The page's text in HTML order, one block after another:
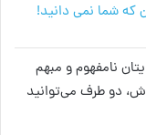
شما نمی دانید!
نامفهوم و مبهم
دو طرف می‌توانید